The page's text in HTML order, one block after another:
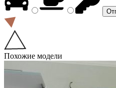
Похожие модели